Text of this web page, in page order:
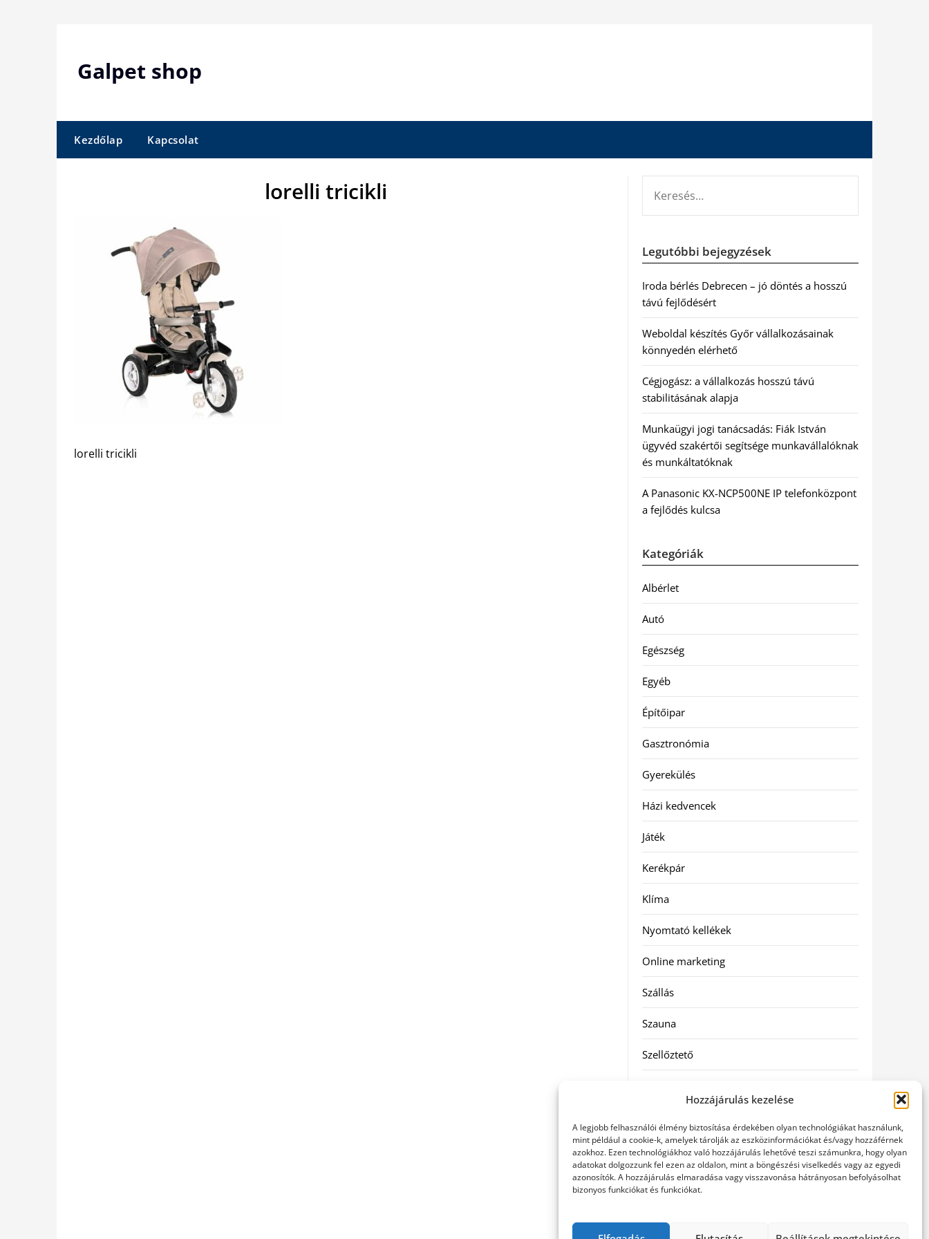
Hozzájárulás kezelése
A legjobb felhasználói élmény biztosítása érdekében olyan technológiákat használunk,
mint például a cookie-k, amelyek tárolják az eszközinformációkat és/vagy hozzáférnek
azokhoz. Ezen technológiákhoz való hozzájárulás lehetővé teszi számunkra, hogy olyan
adatokat dolgozzunk fel ezen az oldalon, mint a böngészési viselkedés vagy az egyedi
azonosítók. A hozzájárulás elmaradása vagy visszavonása hátrányosan befolyásolhat
bizonyos funkciókat és funkciókat.
Galpet shop
Kezdőlap Kapcsolat
lorelli tricikli
lorelli tricikli
Legutóbbi bejegyzések
Iroda bérlés Debrecen – jó döntés a hosszú
távú fejlődésért
Weboldal készítés Győr vállalkozásainak
könnyedén elérhető
Cégjogász: a vállalkozás hosszú távú
stabilitásának alapja
Munkaügyi jogi tanácsadás: Fiák István
ügyvéd szakértői segítsége munkavállalóknak
és munkáltatóknak
A Panasonic KX-NCP500NE IP telefonközpont
a fejlődés kulcsa
Kategóriák
Albérlet
Autó
Egészség
Egyéb
Építőipar
Gasztronómia
Gyerekülés
Házi kedvencek
Játék
Kerékpár
Klíma
Nyomtató kellékek
Online marketing
Szállás
Szauna
Szellőztető
Utazás
Vásárlás